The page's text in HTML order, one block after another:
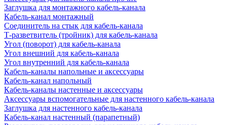
Заглушка для монтажного кабель-канала
Кабель-канал монтажный
Соединитель на стык для кабель-канала
Т-разветвитель (тройник) для кабель-канала
Угол (поворот) для кабель-канала
Угол внешний для кабель-канала
Угол внутренний для кабель-канала
Кабель-каналы напольные и аксессуары
Кабель-канал напольный
Кабель-каналы настенные и аксессуары
Аксессуары вспомогательные для настенного кабель-канала
Заглушка для настенного кабель-канала
Кабель-канал настенный (парапетный)